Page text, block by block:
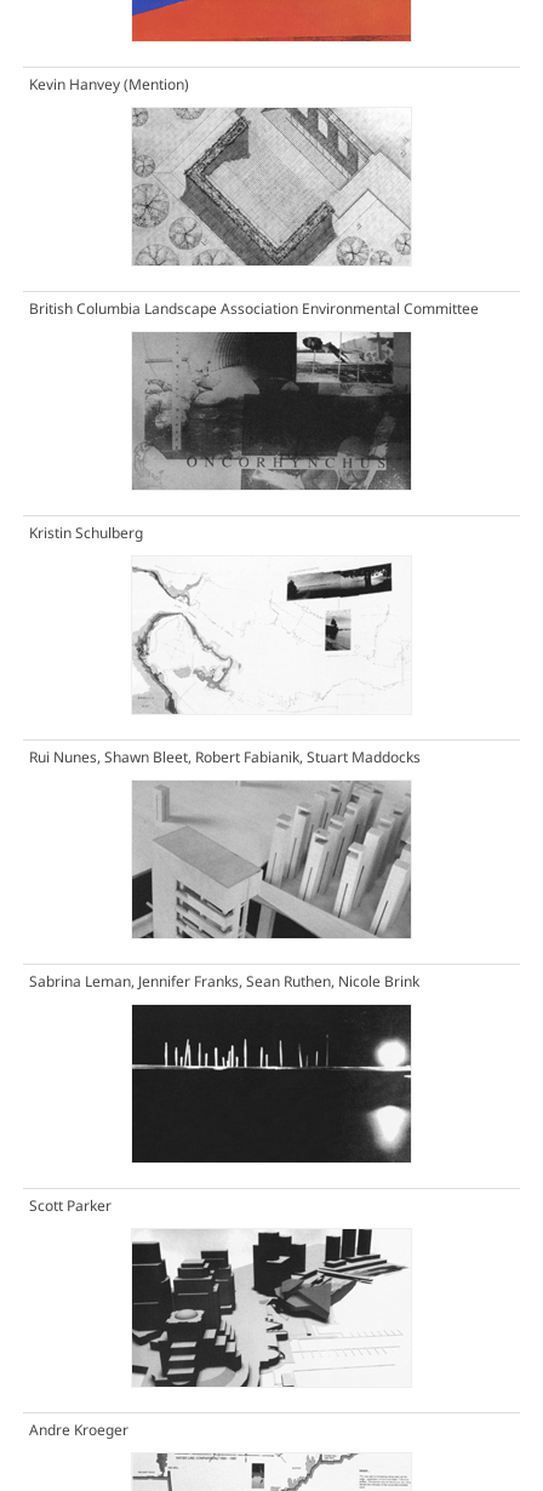
Kevin Hanvey(Mention)
British Columbia Landscape Association Environmental Committee
Kristin Schulberg
Rui Nunes, Shawn Bleet, Robert Fabianik, Stuart Maddocks
Sabrina Leman, Jennifer Franks, Sean Ruthen, Nicole Brink
Scott Parker
Andre Kroeger